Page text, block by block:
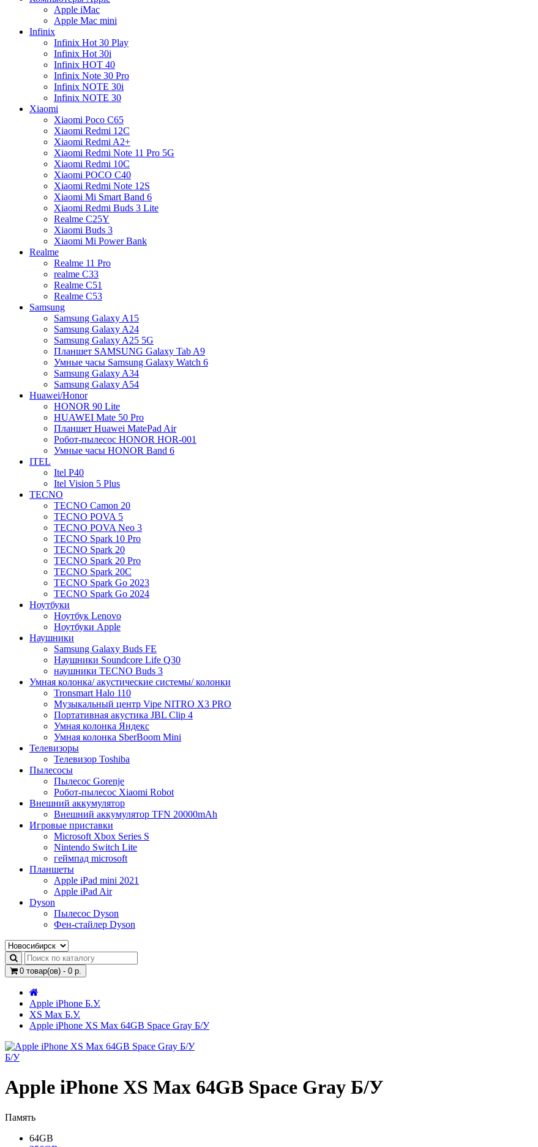
Apple iMac
Apple Mac mini
Infinix
Infinix Hot 30 Play
Infinix Hot 30i
Infinix HOT 40
Infinix Note 30 Pro
Infinix NOTE 30i
Infinix NOTE 30
Xiaomi
Xiaomi Poco C65
Xiaomi Redmi 12C
Xiaomi Redmi A2+
Xiaomi Redmi Note 11 Pro 5G
Xiaomi Redmi 10C
Xiaomi POCO C40
Xiaomi Redmi Note 12S
Xiaomi Mi Smart Band 6
Xiaomi Redmi Buds 3 Lite
Realme C25Y
Xiaomi Buds 3
Xiaomi Mi Power Bank
Realme
Realme 11 Pro
realme C33
Realme C51
Realme C53
Samsung
Samsung Galaxy A15
Samsung Galaxy A24
Samsung Galaxy A25 5G
Планшет SAMSUNG Galaxy Tab A9
Умные часы Samsung Galaxy Watch 6
Samsung Galaxy A34
Samsung Galaxy A54
Huawei/Honor
HONOR 90 Lite
HUAWEI Mate 50 Pro
Планшет Huawei MatePad Air
Робот-пылесос HONOR HOR-001
Умные часы HONOR Band 6
ITEL
Itel P40
Itel Vision 5 Plus
TECNO
TECNO Camon 20
TECNO POVA 5
TECNO POVA Neo 3
TECNO Spark 10 Pro
TECNO Spark 20
TECNO Spark 20 Pro
TECNO Spark 20C
TECNO Spark Go 2023
TECNO Spark Go 2024
Ноутбуки
Ноутбук Lenovo
Ноутбуки Apple
Наушники
Samsung Galaxy Buds FE
Наушники Soundcore Life Q30
наушники TECNO Buds 3
Умная колонка/ акустические системы/ колонки
Tronsmart Halo 110
Музыкальный центр Vipe NITRO X3 PRO
Портативная акустика JBL Clip 4
Умная колонка Яндекс
Умная колонка SberBoom Mini
Телевизоры
Телевизор Toshiba
Пылесосы
Пылесос Gorenje
Робот-пылесос Xiaomi Robot
Внешний аккумулятор
Внешний аккумулятор TFN 20000mAh
Игровые приставки
Microsoft Xbox Series S
Nintendo Switch Lite
геймпад microsoft
Планшеты
Apple iPad mini 2021
Apple iPad Air
Dyson
Пылесос Dyson
Фен-стайлер Dyson
0 товар(ов) - 0 р.
Apple iPhone Б.У.
XS Max Б.У.
Apple iPhone XS Max 64GB Space Gray Б/У
Б/У
Apple iPhone XS Max 64GB Space Gray Б/У
Память
64GB